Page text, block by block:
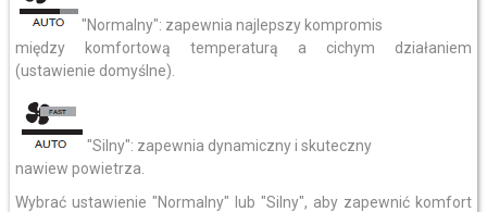
"Normalny": zapewnia najlepszy kompromis
między komfortową temperaturą a cichym działaniem
(ustawienie domyślne).
"Silny": zapewnia dynamiczny i skuteczny
nawiew powietrza.
Wybrać ustawienie "Normalny" lub "Silny", aby zapewnić komfort